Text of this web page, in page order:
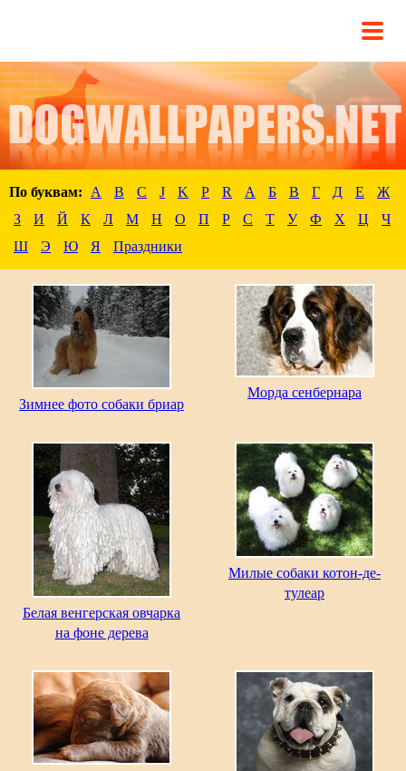
По буквам: A B C J K P R А Б В Г Д Е
Ж
З
И Й К Л М Н О П Р С Т У Ф Х Ц
Ч
Ш
Э Ю Я Праздники
Зимнее фото собаки бриар
Морда сенбернара
Белая венгерская овчарка
на фоне дерева
Милые собаки котон-де-
тулеар